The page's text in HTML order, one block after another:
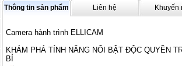
Thông tin sản phẩm Liên hệ Khuyến
Camera hành trình ELLICAM
KHÁM PHÁ TÍNH NĂNG NỔI BẬT ĐỘC QUYỀN
BỈ